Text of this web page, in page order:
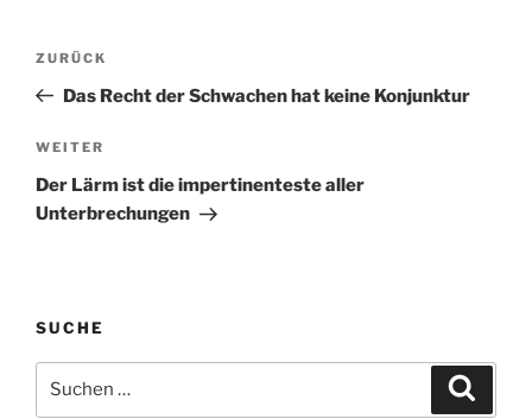
Beitragsnavigation
Vorheriger
Beitrag
ZURÜCK
Das Recht der Schwachen hat keine Konjunktur
Nächster
Beitrag
WEITER
Der Lärm ist die impertinenteste aller
Unterbrechungen
SUCHE
nach: